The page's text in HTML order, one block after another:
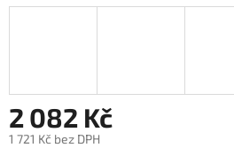
2 082 Kč
1 721 Kč bez DPH